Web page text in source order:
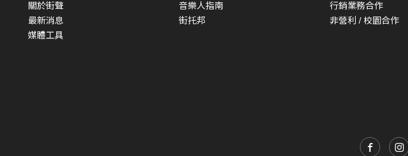
關於街聲
最新消息
媒體工具
音樂人指南
街托邦
行銷業務合作
非營利 / 校園合作